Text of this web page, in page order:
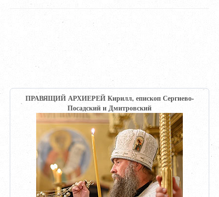
ПРАВЯЩИЙ АРХИЕРЕЙ Кирилл, епископ Сергиево-
Посадский и Дмитровский